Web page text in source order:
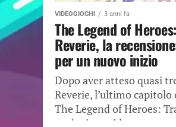
VIDEOGIOCHI 3 anni fa
The Legend of
Reverie, la
per un nuovo inizio
Dopo aver atteso quasi
Reverie, l’ultimo capitolo
The Legend of Heroes:
anche in occidente a...